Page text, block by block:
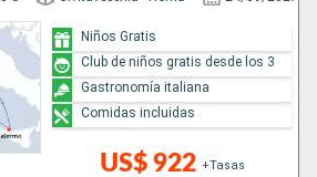
US$ 922 +Tasas
Niños Gratis
Club de niños gratis desde los 3
Gastronomía italiana
Comidas incluidas